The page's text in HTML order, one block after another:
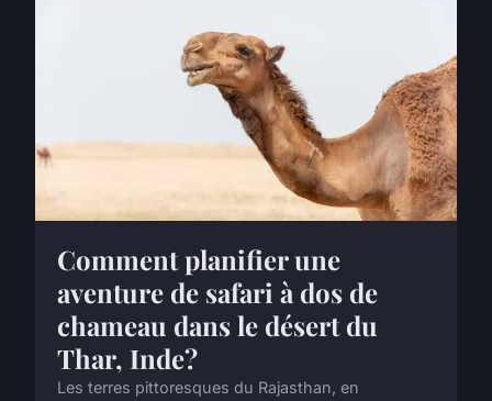
Comment planifier une
aventure de safari à dos de
chameau dans le désert du
Thar, Inde?
Les terres pittoresques du Rajasthan, en